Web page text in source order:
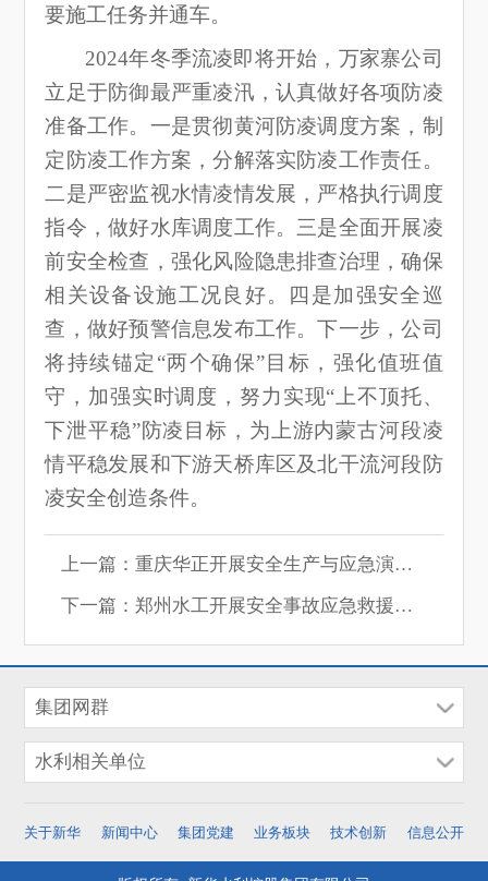
要施工任务并通车。
2024年冬季流凌即将开始，万家寨公司
立足于防御最严重凌汛，认真做好各项防凌
准备工作。一是贯彻黄河防凌调度方案，制
定防凌工作方案，分解落实防凌工作责任。
二是严密监视水情凌情发展，严格执行调度
指令，做好水库调度工作。三是全面开展凌
前安全检查，强化风险隐患排查治理，确保
相关设备设施工况良好。四是加强安全巡
查，做好预警信息发布工作。下一步，公司
将持续锚定“两个确保”目标，强化值班值
守，加强实时调度，努力实现“上不顶托、
下泄平稳”防凌目标，为上游内蒙古河段凌
情平稳发展和下游天桥库区及北干流河段防
凌安全创造条件。
上一篇：重庆华正开展安全生产与应急演练培训
下一篇：郑州水工开展安全事故应急救援演练
集团网群
水利相关单位
关于新华 新闻中心 集团党建 业务板块 技术创新 信息公开